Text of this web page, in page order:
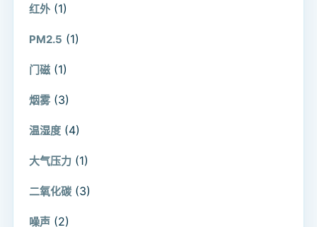
红外 (1)
PM2.5 (1)
门磁 (1)
烟雾 (3)
温湿度 (4)
大气压力 (1)
二氧化碳 (3)
噪声 (2)